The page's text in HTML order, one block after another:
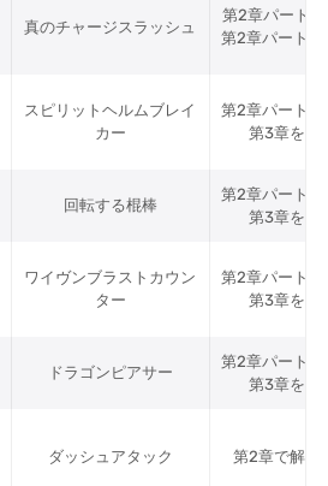
真のチャージスラッシュ
第2章パート1
第2章パート2
スピリットヘルムブレイ
カー
第2章パート3
第3章を開
回転する棍棒
第2章パート3
第3章を開
ワイヴンブラストカウン
ター
第2章パート3
第3章を開
ドラゴンピアサー
第2章パート3
第3章を開
ダッシュアタック 第2章で解除